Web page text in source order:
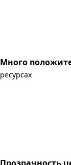
Много
ресурсах